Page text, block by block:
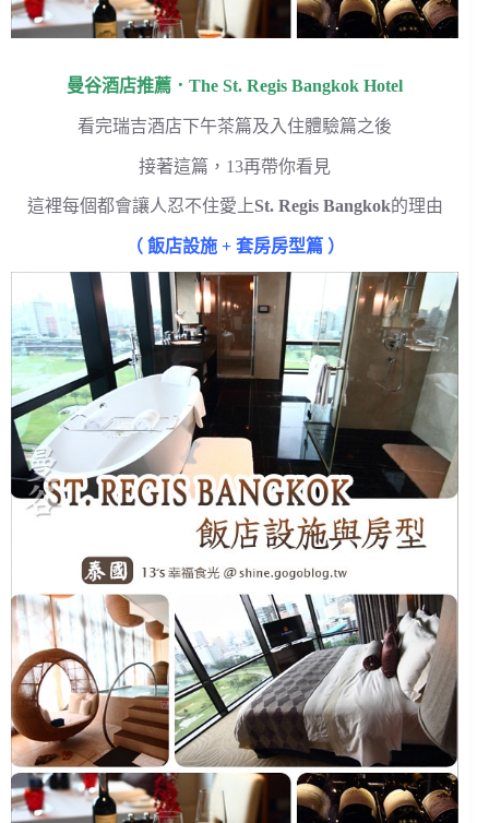
曼谷酒店推薦．The St. Regis Bangkok Hotel
看完瑞吉酒店下午茶篇及入住體驗篇之後
接著這篇，13再帶你看見
這裡每個都會讓人忍不住愛上St. Regis Bangkok的理由
（ 飯店設施 + 套房房型篇 ）